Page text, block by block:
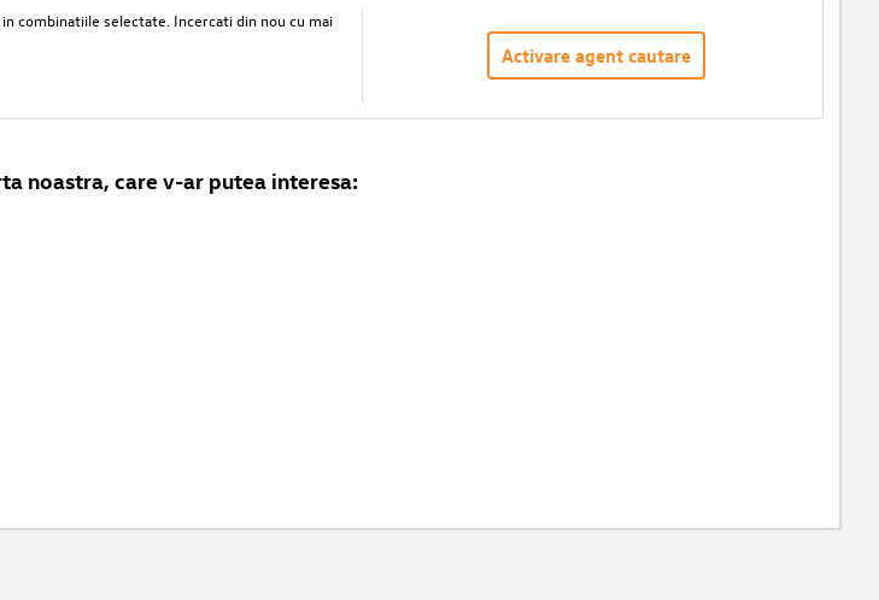
combinatiile selectate. Incercati din nou cu mai
Activare agent cautare
noastra, care v-ar putea interesa: